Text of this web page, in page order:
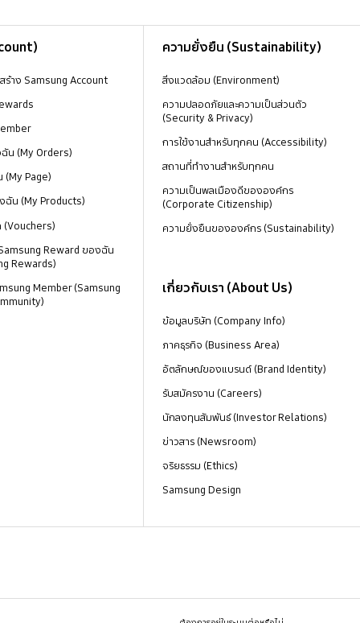
ร้าง Samsung Account
น (My Orders)
Page)
น (My Products)
Reward ของฉัน
Rewards)
Member (Samsung
ความยั่งยืน (Sustainability)
สิ่งแวดล้อม (Environment)
ความปลอดภัยและความเป็นส่วนตัว
(Security & Privacy)
การใช้งานสำหรับทุกคน (Accessibility)
สถานที่ทำงานสำหรับทุกคน
ความเป็นพลเมืองดีขององค์กร
(Corporate Citizenship)
ความยั่งยืนขององค์กร (Sustainability)
เกี่ยวกับเรา (About Us)
ข้อมูลบริษัท (Company Info)
ภาคธุรกิจ (Business Area)
อัตลักษณ์ของแบรนด์ (Brand Identity)
รับสมัครงาน (Careers)
นักลงทุนสัมพันธ์ (Investor Relations)
ข่าวสาร (Newsroom)
จริยธรรม (Ethics)
Samsung Design